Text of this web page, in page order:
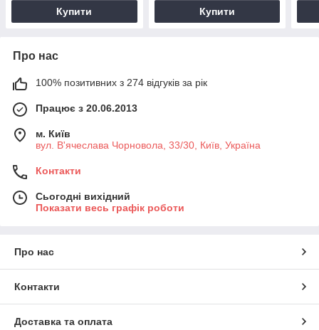
Купити Купити
Про нас
100% позитивних з 274 відгуків за рік
Працює з 20.06.2013
м. Київ
вул. В'ячеслава Чорновола, 33/30, Київ, Україна
Контакти
Сьогодні вихідний
Показати весь графік роботи
Про нас
Контакти
Доставка та оплата